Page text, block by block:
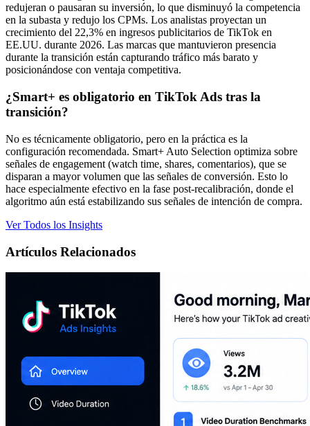
redujeran o pausaran su inversión, lo que disminuyó la competencia
en la subasta y redujo los CPMs. Los analistas proyectan un
crecimiento del 22,3% en ingresos publicitarios de TikTok en
EE.UU. durante 2026. Las marcas que mantuvieron presencia
durante la transición están capturando tráfico más barato y
posicionándose con ventaja competitiva.
¿Smart+ es obligatorio en TikTok Ads tras la
transición?
No es técnicamente obligatorio, pero en la práctica es la
configuración recomendada. Smart+ Auto Selection optimiza sobre
señales de engagement (watch time, shares, comentarios), que se
disparan a mayor volumen que las señales de conversión. Esto lo
hace especialmente efectivo en la fase post-recalibración, donde el
algoritmo aún está estabilizando sus señales de intención de compra.
Ver Todos los Insights
Artículos Relacionados